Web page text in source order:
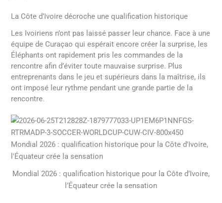
La Côte d’Ivoire décroche une qualification historique
Les Ivoiriens n’ont pas laissé passer leur chance. Face à une
équipe de Curaçao qui espérait encore créer la surprise, les
Éléphants ont rapidement pris les commandes de la
rencontre afin d’éviter toute mauvaise surprise. Plus
entreprenants dans le jeu et supérieurs dans la maîtrise, ils
ont imposé leur rythme pendant une grande partie de la
rencontre.
Mondial 2026 : qualification historique pour la Côte d’Ivoire,
l’Équateur crée la sensation